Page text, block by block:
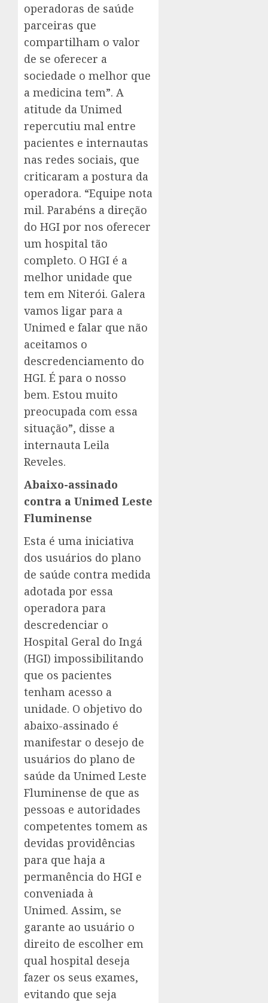
operadoras de saúde
parceiras que
compartilham o valor
de se oferecer a
sociedade o melhor que
a medicina tem”. A
atitude da Unimed
repercutiu mal entre
pacientes e internautas
nas redes sociais, que
criticaram a postura da
operadora. “Equipe nota
mil. Parabéns a direção
do HGI por nos oferecer
um hospital tão
completo. O HGI é a
melhor unidade que
tem em Niterói. Galera
vamos ligar para a
Unimed e falar que não
aceitamos o
descredenciamento do
HGI. É para o nosso
bem. Estou muito
preocupada com essa
situação”, disse a
internauta Leila
Reveles.
Abaixo-assinado
contra a Unimed Leste
Fluminense
Esta é uma iniciativa
dos usuários do plano
de saúde contra medida
adotada por essa
operadora para
descredenciar o
Hospital Geral do Ingá
(HGI) impossibilitando
que os pacientes
tenham acesso a
unidade. O objetivo do
abaixo-assinado é
manifestar o desejo de
usuários do plano de
saúde da Unimed Leste
Fluminense de que as
pessoas e autoridades
competentes tomem as
devidas providências
para que haja a
permanência do HGI e
conveniada à
Unimed. Assim, se
garante ao usuário o
direito de escolher em
qual hospital deseja
fazer os seus exames,
evitando que seja